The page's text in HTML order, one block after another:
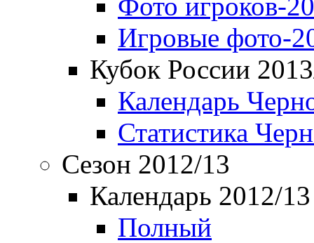
Игровые фото-
Кубок России
Календарь
Статистика
Сезон 2012/13
Календарь 2012/13
Полный